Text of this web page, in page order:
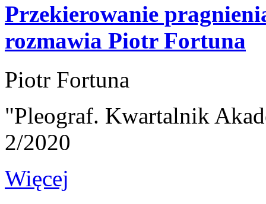
Przekierowanie
rozmawia Piotr Fortuna
Piotr Fortuna
"Pleograf. Kwartalnik
2/2020
Więcej